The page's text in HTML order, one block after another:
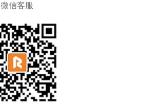
微信客服